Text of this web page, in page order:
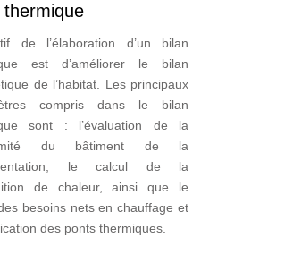
thermique
de l’élaboration d’un bilan
est d’améliorer le bilan
de l’habitat. Les principaux
compris dans le bilan
sont : l’évaluation de la
du bâtiment de la
le calcul de la
de chaleur, ainsi que le
besoins nets en chauffage et
des ponts thermiques.